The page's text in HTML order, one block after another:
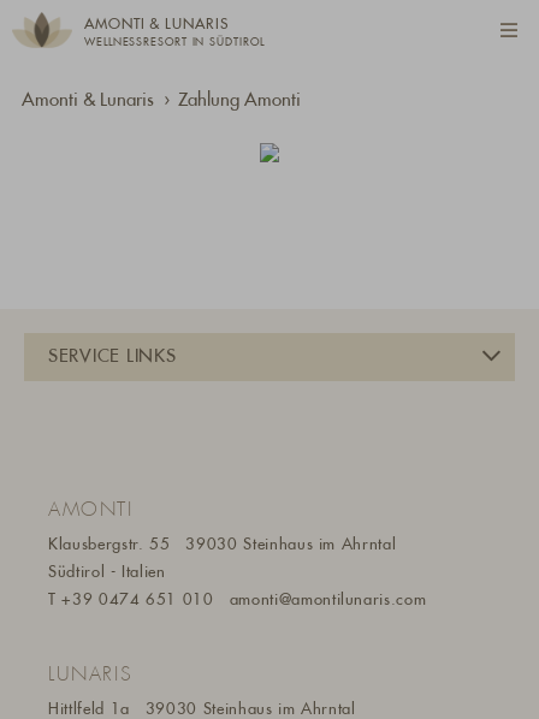
AMONTI & LUNARIS
WELLNESSRESORT IN SÜDTIROL
Amonti & Lunaris Zahlung Amonti
AMONTI
Klausbergstr. 55
39030 Steinhaus im Ahrntal
Südtirol - Italien
T+39 0474 651 010 amonti@amontilunaris.com
LUNARIS
Hittlfeld 1a
39030 Steinhaus im Ahrntal